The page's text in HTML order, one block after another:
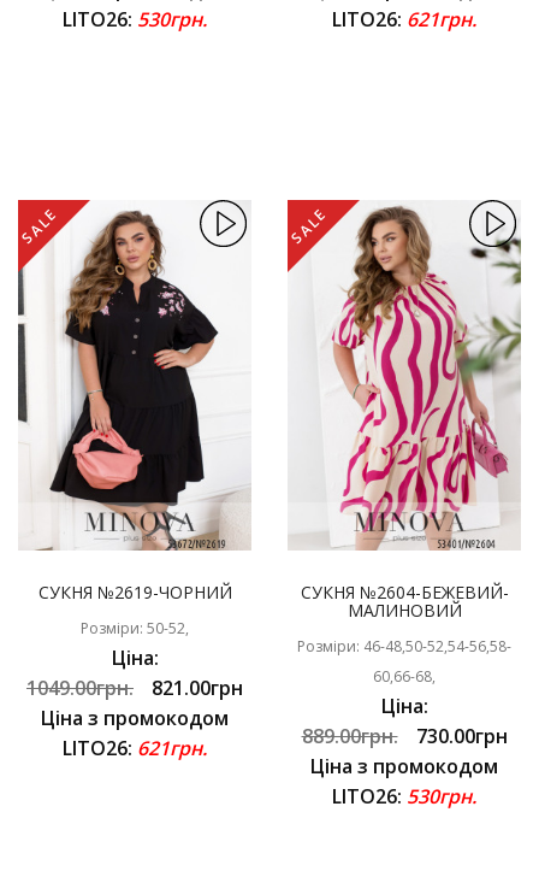
LITO26: 530грн.
LITO26: 621грн.
SALE
СУКНЯ №2619-ЧОРНИЙ
Розміри: 50-52,
Ціна:
1049.00грн.
821.00грн
Ціна з промокодом
LITO26: 621грн.
SALE
СУКНЯ №2604-БЕЖЕВИЙ-
МАЛИНОВИЙ
Розміри: 46-48,50-52,54-56,58-
60,66-68,
Ціна:
889.00грн.
730.00грн
Ціна з промокодом
LITO26: 530грн.